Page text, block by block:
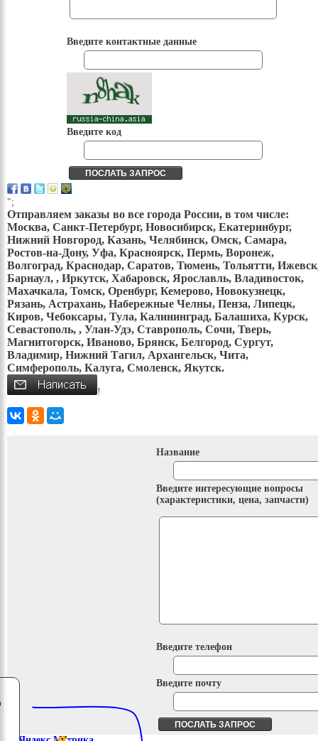
Введите контактные данные
Введите код
";
Отправляем заказы во все города России, в том числе:
Москва, Санкт-Петербург, Новосибирск, Екатеринбург,
Нижний Новгород, Казань, Челябинск, Омск, Самара,
Ростов-на-Дону, Уфа, Красноярск, Пермь, Воронеж,
Волгоград, Краснодар, Саратов, Тюмень, Тольятти,
Барнаул, , Иркутск, Хабаровск, Ярославль, Владивосток,
Махачкала, Томск, Оренбург, Кемерово, Новокузнецк,
Рязань, Астрахань, Набережные Челны, Пенза, Липецк,
Киров, Чебоксары, Тула, Калининград, Балашиха, Курск,
Севастополь, , Улан-Удэ, Ставрополь, Сочи, Тверь,
Магнитогорск, Иваново, Брянск, Белгород, Сургут,
Владимир, Нижний Тагил, Архангельск, Чита,
Симферополь, Калуга, Смоленск, Якутск.
!
Название
Введите интересующие вопросы
(характеристики, цена, запчасти)
Введите телефон
Введите почту